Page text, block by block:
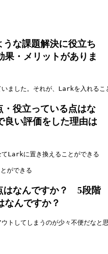
な課題解決に役立ち
・メリットがありま
ました。それが、Larkを入れる
・役立っている点はな
い評価をした理由は
てLarkに置き換えることができる
ができる
はなんですか？ 5段階
なんですか？
トしてしまうのが少々不便だなと